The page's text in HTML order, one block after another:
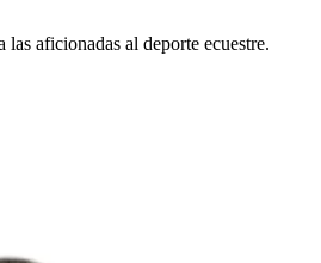
aficionadas al deporte ecuestre.